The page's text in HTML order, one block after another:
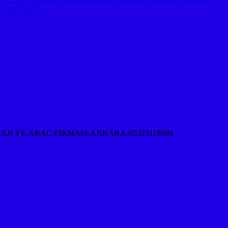
ANKARA
VE-ARAC-FIRMASI-ANKARA-05323118894